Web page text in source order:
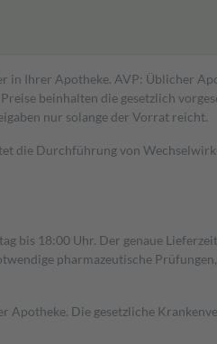
in Ihrer Apotheke. AVP: Üblicher
beinhalten die gesetzlich
nur solange der Vorrat reicht.
Durchführung von
bis 18:00 Uhr. Der genaue
pharmazeutische
Die gesetzliche